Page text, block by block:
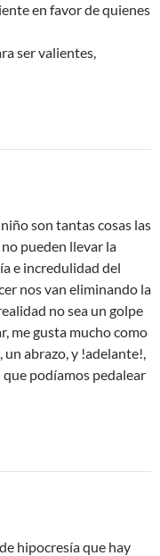
en favor de quienes
ser valientes,
son tantas cosas las
pueden llevar la
e incredulidad del
nos van eliminando la
no sea un golpe
me gusta mucho como
un abrazo, y !adelante!,
podíamos pedalear
hipocresía que hay